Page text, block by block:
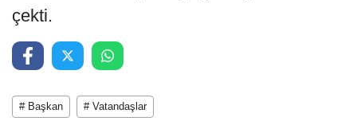
çekti.
# Başkan # Vatandaşlar